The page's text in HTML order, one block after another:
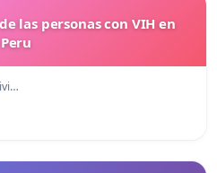
las personas con VIH en
Peru